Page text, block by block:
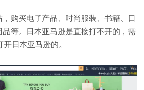
购买电子产品、时尚服装、书籍、日
等。日本亚马逊是直接打不开的，需
日本亚马逊的。